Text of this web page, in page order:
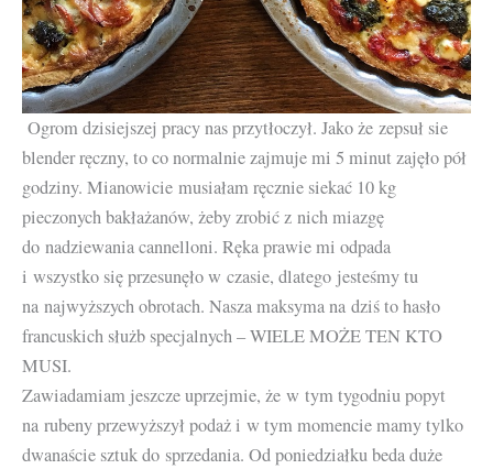
Ogrom dzisiejszej pracy nas przytłoczył. Jako że zepsuł sie
blender ręczny, to co normalnie zajmuje mi 5 minut zajęło pół
godziny. Mianowicie musiałam ręcznie siekać 10 kg
pieczonych bakłażanów, żeby zrobić z nich miazgę
do nadziewania cannelloni. Ręka prawie mi odpada
i wszystko się przesunęło w czasie, dlatego jesteśmy tu
na najwyższych obrotach. Nasza maksyma na dziś to hasło
francuskich służb specjalnych – WIELE MOŻE TEN KTO
MUSI.
Zawiadamiam jeszcze uprzejmie, że w tym tygodniu popyt
na rubeny przewyższył podaż i w tym momencie mamy tylko
dwanaście sztuk do sprzedania. Od poniedziałku beda duże